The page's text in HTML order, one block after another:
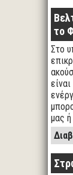
το
Στο
μας